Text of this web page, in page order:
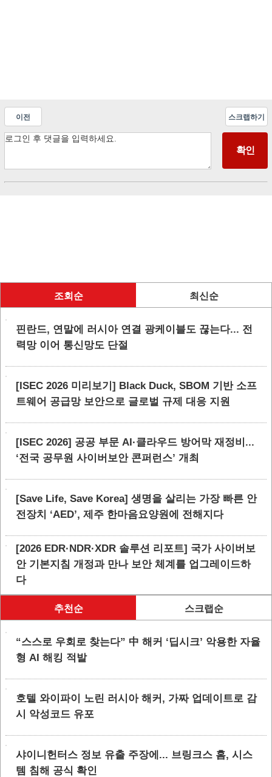
이전 스크랩하기
조회순 최신순
핀란드, 연말에 러시아 연결 광케이블도 끊는다... 전
력망 이어 통신망도 단절
[ISEC 2026 미리보기] Black Duck, SBOM 기반 소프
트웨어 공급망 보안으로 글로벌 규제 대응 지원
[ISEC 2026] 공공 부문 AI·클라우드 방어막 재정비...
‘전국 공무원 사이버보안 콘퍼런스’ 개최
[Save Life, Save Korea] 생명을 살리는 가장 빠른 안
전장치 ‘AED’, 제주 한마음요양원에 전해지다
[2026 EDR·NDR·XDR 솔루션 리포트] 국가 사이버보
안 기본지침 개정과 만나 보안 체계를 업그레이드하
다
추천순 스크랩순
“스스로 우회로 찾는다” 中 해커 ‘딥시크’ 악용한 자율
형 AI 해킹 적발
호텔 와이파이 노린 러시아 해커, 가짜 업데이트로 감
시 악성코드 유포
샤이니헌터스 정보 유출 주장에... 브링크스 홈, 시스
템 침해 공식 확인